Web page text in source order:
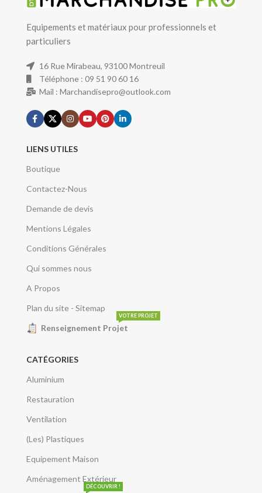
Equipements et matériaux pour professionnels et
particuliers
16 Rue Mirabeau, 93100 Montreuil
Téléphone : 09 51 90 60 16
Mail : Marchandisepro@outlook.com
LIENS UTILES
Boutique
Contactez-Nous
Demande de devis
Mentions Légales
Conditions Générales
Qui sommes nous
A Propos
Plan du site - Sitemap
Renseignement Projet
VOTRE PROJET
CATÉGORIES
Aluminium
Restauration
Ventilation
(Les) Plastiques
Equipement Maison
Aménagement Extérieur
DÉCOUVRIR !